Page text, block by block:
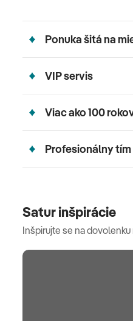
Ponuka šitá na
VIP servis
Viac ako 100
Profesionálny tím
Satur inšpirácie
Inšpirujte se na